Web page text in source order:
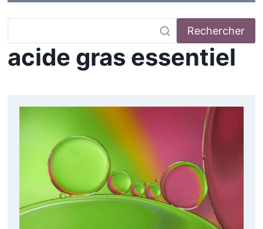
Rechercher
acide gras essentiel